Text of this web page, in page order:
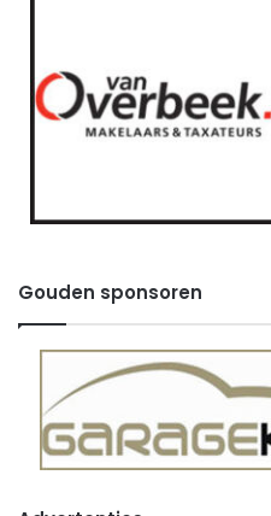
Gouden sponsoren